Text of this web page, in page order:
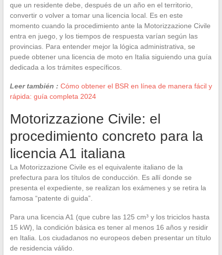
que un residente debe, después de un año en el territorio,
convertir o volver a tomar una licencia local. Es en este
momento cuando la procedimiento ante la Motorizzazione Civile
entra en juego, y los tiempos de respuesta varían según las
provincias. Para entender mejor la lógica administrativa, se
puede obtener una licencia de moto en Italia siguiendo una guía
dedicada a los trámites específicos.
Leer también : Cómo obtener el BSR en línea de manera fácil y
rápida: guía completa 2024
Motorizzazione Civile: el
procedimiento concreto para la
licencia A1 italiana
La Motorizzazione Civile es el equivalente italiano de la
prefectura para los títulos de conducción. Es allí donde se
presenta el expediente, se realizan los exámenes y se retira la
famosa “patente di guida”.
Para una licencia A1 (que cubre las 125 cm³ y los triciclos hasta
15 kW), la condición básica es tener al menos 16 años y residir
en Italia. Los ciudadanos no europeos deben presentar un título
de residencia válido.